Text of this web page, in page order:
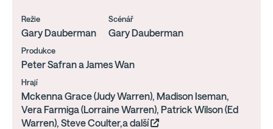
Režie
Gary Dauberman
Scénář
Gary Dauberman
Produkce
Peter Safran a James Wan
Hrají
Mckenna Grace (Judy Warren), Madison Iseman,
Vera Farmiga (Lorraine Warren), Patrick Wilson (Ed
Warren), Steve Coulter,a další